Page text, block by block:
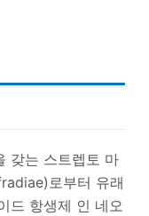
갖는 스트렙토 마
로부터 유래
드 항생제 인 네오